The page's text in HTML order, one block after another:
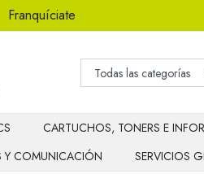
Franquíciate
CARTUCHOS, TONERS E
Y COMUNICACIÓN
SERVICIOS